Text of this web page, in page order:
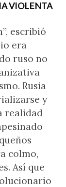
VIOLENTA
escribió
era
ruso no
Rusia
y
realidad
colmo,
Así que